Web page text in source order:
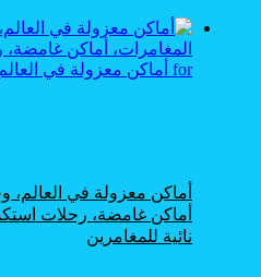
أماكن معزولة في العالم،
أماكن غامضة، رحلات
نائية للمغامرين